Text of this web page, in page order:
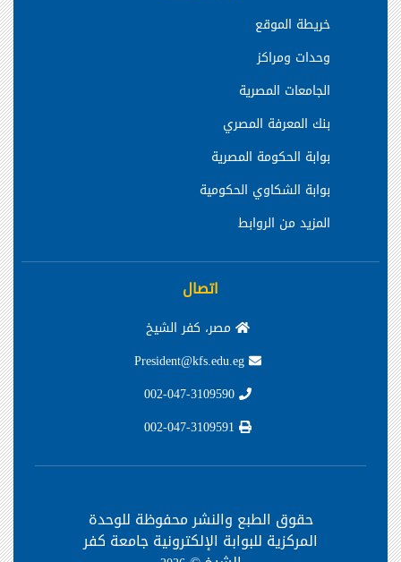
خريطة الموقع
وحدات ومراكز
الجامعات المصرية
بنك المعرفة المصري
بوابة الحكومة المصرية
بوابة الشكاوي الحكومية
المزيد من الروابط
اتصال
مصر، كفر الشيخ
حقوق الطبع والنشر محفوظة للوحدة
المركزية للبوابة الإلكترونية جامعة كفر